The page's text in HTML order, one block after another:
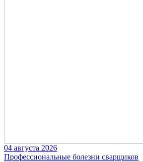
04 августа 2026
Профессиональные болезни сварщиков